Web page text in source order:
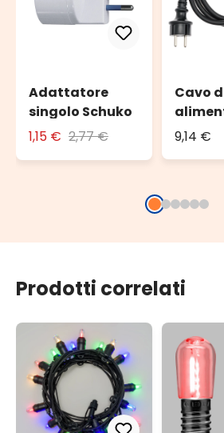
Adattatore
singolo Schuko
1,15 € 2,77 €
Cavo
9,14 €
Prodotti correlati